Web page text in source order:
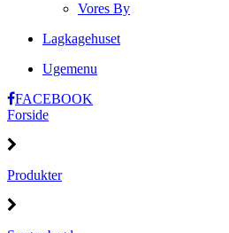
Vores By
Lagkagehuset
Ugemenu
FACEBOOK
Forside
Produkter